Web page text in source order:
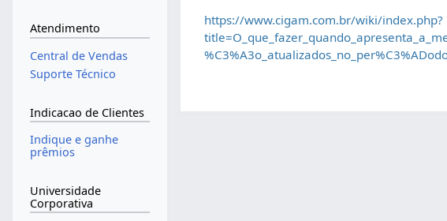
https://www.cigam.com.br/wiki/index.php?
Atendimento
Central de Vendas
Suporte Técnico
Indicacao de Clientes
Indique e ganhe
prêmios
Universidade
Corporativa